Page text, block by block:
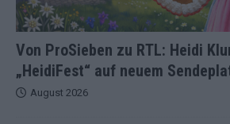
Von ProSieben zu RTL: Heidi
„HeidiFest“ auf neuem
August 2026